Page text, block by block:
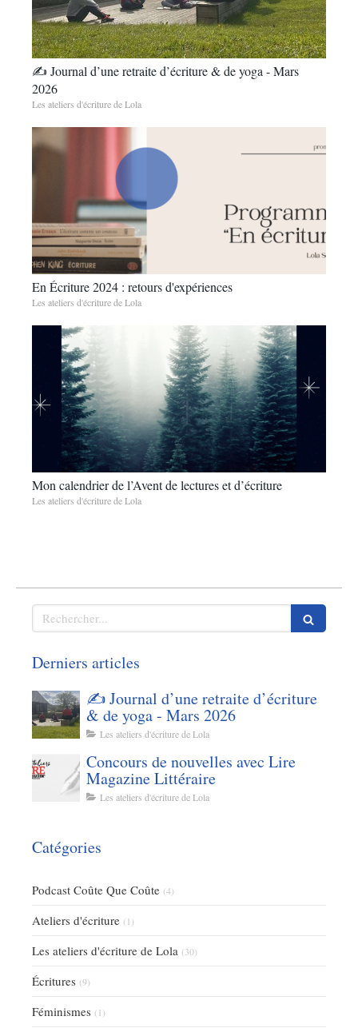
✍️ Journal d’une retraite d’écriture & de yoga - Mars
2026
Les ateliers d'écriture de Lola
En Écriture 2024 : retours d'expériences
Les ateliers d'écriture de Lola
Mon calendrier de l’Avent de lectures et d’écriture
Les ateliers d'écriture de Lola
Rechercher
Derniers articles
✍️ Journal d’une retraite d’écriture
& de yoga - Mars 2026
Les ateliers d'écriture de Lola
Concours de nouvelles avec Lire
Magazine Littéraire
Les ateliers d'écriture de Lola
Catégories
Podcast Coûte Que Coûte (4)
Ateliers d'écriture (1)
Les ateliers d'écriture de Lola (30)
Écritures (9)
Féminismes (1)